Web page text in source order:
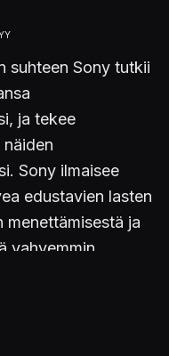
suhteen Sony tutkii
ja tekee
Sony ilmaisee
edustavien lasten
menettämisestä ja
vahvemmin.